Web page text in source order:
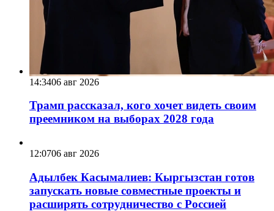
14:3406 авг 2026
Трамп рассказал, кого хочет видеть своим
преемником на выборах 2028 года
12:0706 авг 2026
Адылбек Касымалиев: Кыргызстан готов
запускать новые совместные проекты и
расширять сотрудничество с Россией